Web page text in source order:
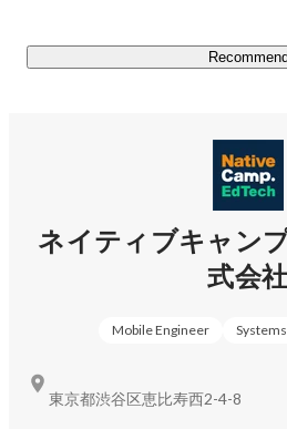
Recommend
ネイティブキャン
式会
Mobile Engineer
東京都渋谷区恵比寿西2-4-8